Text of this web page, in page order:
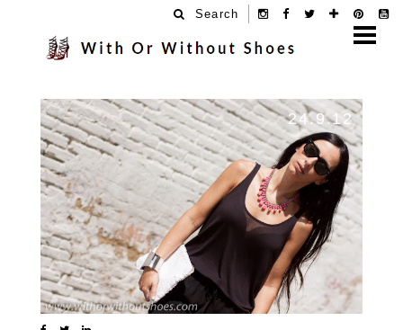
Search
24.9.12